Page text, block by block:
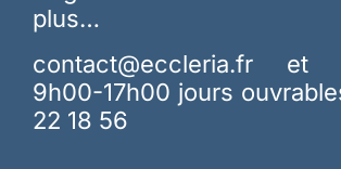
plus…
contact@eccleria.fr et
9h00-17h00 jours
22 18 56